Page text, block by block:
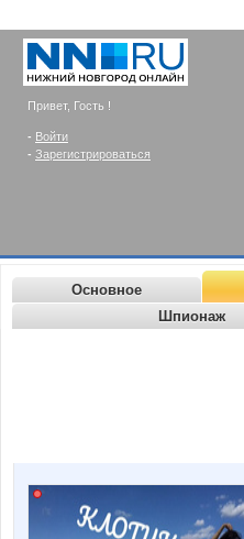
Привет, Гость !
- Войти
- Зарегистрироваться
Основное
Шпионаж